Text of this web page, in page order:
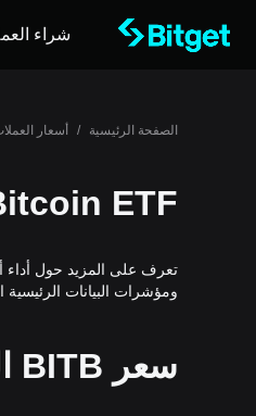
شراء
الصفحة الرئيسية / أسعار
ETF
ومؤشرات البيانات الرئيسية
سعر BITB اليوم والتاريخ